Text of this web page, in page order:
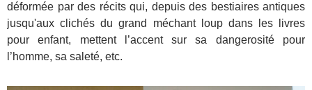
déformée par des récits qui, depuis des bestiaires antiques
jusqu'aux clichés du grand méchant loup dans les livres
pour enfant, mettent l’accent sur sa dangerosité pour
l’homme, sa saleté, etc.